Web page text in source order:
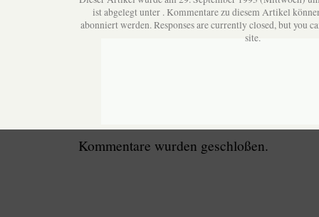
ist abgelegt unter . Kommentare zu diesem Artikel
abonniert werden. Responses are currently closed, but you
site.
Kommentare wurden geschloßen.